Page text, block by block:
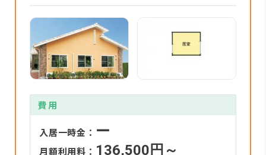
費用
入居一時金： ー
月額利用料： 136,500円～